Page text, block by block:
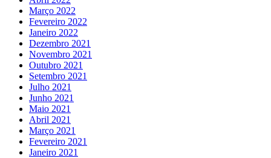
Março 2022
Fevereiro 2022
Janeiro 2022
Dezembro 2021
Novembro 2021
Outubro 2021
Setembro 2021
Julho 2021
Junho 2021
Maio 2021
Abril 2021
Março 2021
Fevereiro 2021
Janeiro 2021